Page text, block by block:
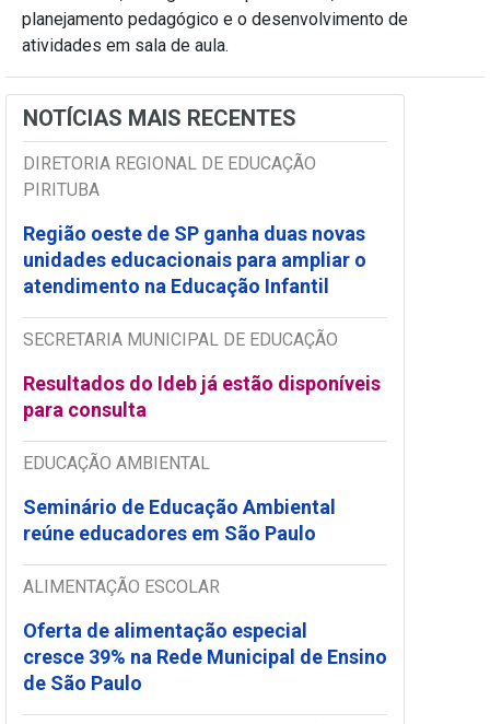
planejamento pedagógico e o desenvolvimento de
atividades em sala de aula.
NOTÍCIAS MAIS RECENTES
DIRETORIA REGIONAL DE EDUCAÇÃO
PIRITUBA
Região oeste de SP ganha duas novas
unidades educacionais para ampliar o
atendimento na Educação Infantil
SECRETARIA MUNICIPAL DE EDUCAÇÃO
Resultados do Ideb já estão disponíveis
para consulta
EDUCAÇÃO AMBIENTAL
Seminário de Educação Ambiental
reúne educadores em São Paulo
ALIMENTAÇÃO ESCOLAR
Oferta de alimentação especial
cresce 39% na Rede Municipal de Ensino
de São Paulo